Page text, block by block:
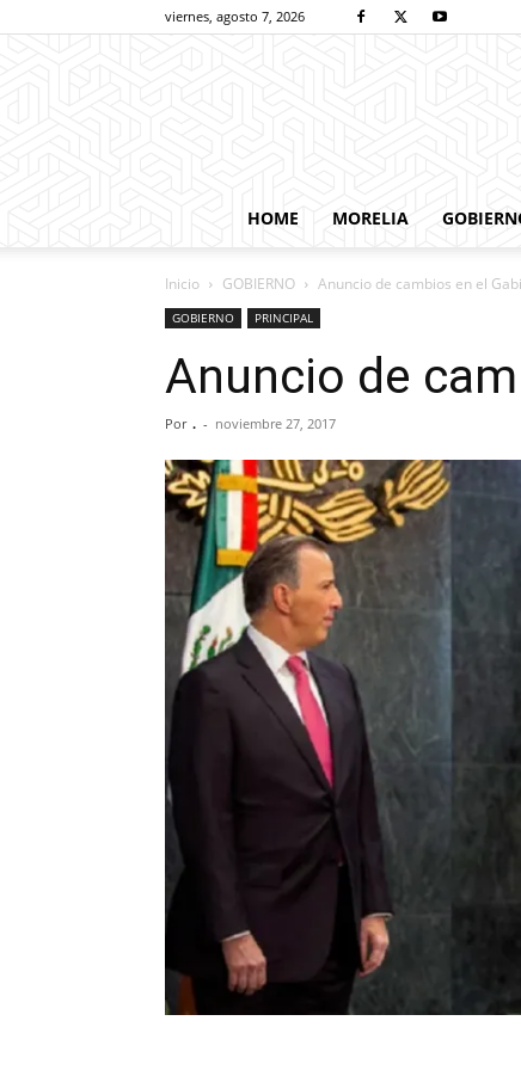
viernes, agosto 7, 2026
HOME MORELIA
Inicio GOBIERNO Anuncio de cambios en el
GOBIERNO PRINCIPAL
Anuncio de
Por . - noviembre 27, 2017